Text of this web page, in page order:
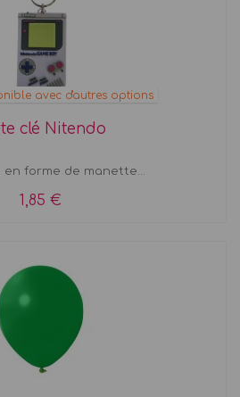
avec d'autres options
clé Nitendo
en forme de manette...
1,85 €